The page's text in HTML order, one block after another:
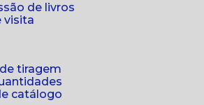
de livros
visita
tiragem
catálogo